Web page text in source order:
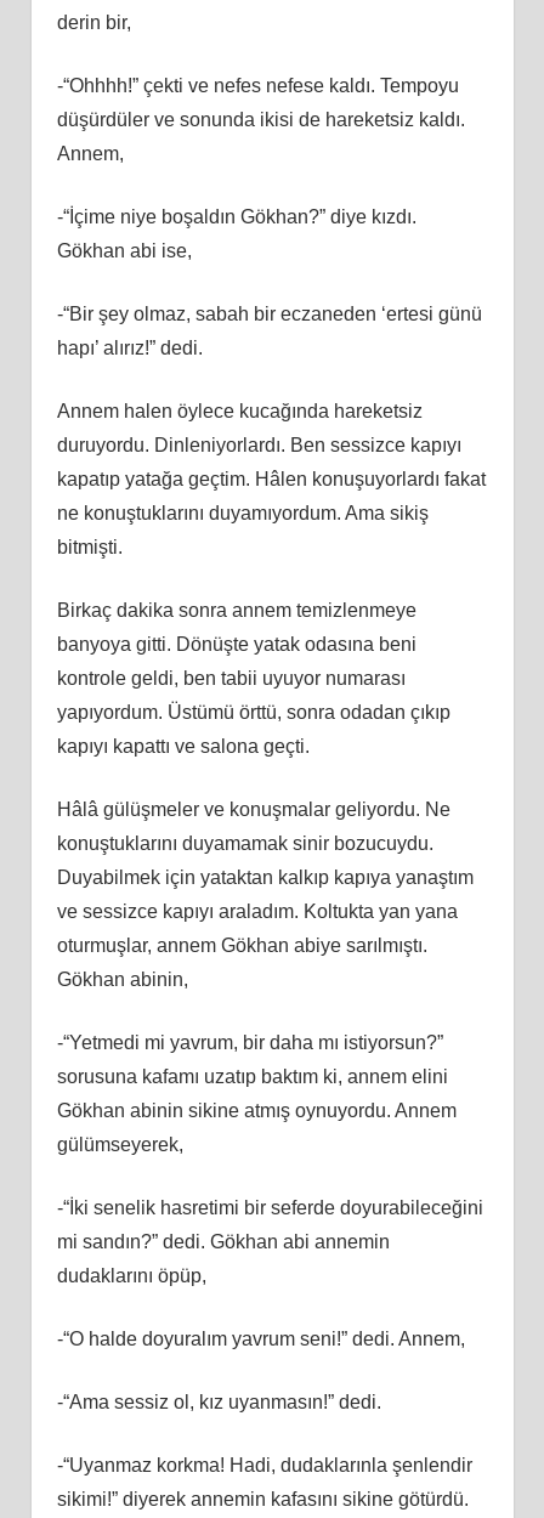
derin bir,
-“Ohhhh!” çekti ve nefes nefese kaldı. Tempoyu
düşürdüler ve sonunda ikisi de hareketsiz kaldı.
Annem,
-“İçime niye boşaldın Gökhan?” diye kızdı.
Gökhan abi ise,
-“Bir şey olmaz, sabah bir eczaneden ‘ertesi günü
hapı’ alırız!” dedi.
Annem halen öylece kucağında hareketsiz
duruyordu. Dinleniyorlardı. Ben sessizce kapıyı
kapatıp yatağa geçtim. Hâlen konuşuyorlardı fakat
ne konuştuklarını duyamıyordum. Ama sikiş
bitmişti.
Birkaç dakika sonra annem temizlenmeye
banyoya gitti. Dönüşte yatak odasına beni
kontrole geldi, ben tabii uyuyor numarası
yapıyordum. Üstümü örttü, sonra odadan çıkıp
kapıyı kapattı ve salona geçti.
Hâlâ gülüşmeler ve konuşmalar geliyordu. Ne
konuştuklarını duyamamak sinir bozucuydu.
Duyabilmek için yataktan kalkıp kapıya yanaştım
ve sessizce kapıyı araladım. Koltukta yan yana
oturmuşlar, annem Gökhan abiye sarılmıştı.
Gökhan abinin,
-“Yetmedi mi yavrum, bir daha mı istiyorsun?”
sorusuna kafamı uzatıp baktım ki, annem elini
Gökhan abinin sikine atmış oynuyordu. Annem
gülümseyerek,
-“İki senelik hasretimi bir seferde doyurabileceğini
mi sandın?” dedi. Gökhan abi annemin
dudaklarını öpüp,
-“O halde doyuralım yavrum seni!” dedi. Annem,
-“Ama sessiz ol, kız uyanmasın!” dedi.
-“Uyanmaz korkma! Hadi, dudaklarınla şenlendir
sikimi!” diyerek annemin kafasını sikine götürdü.